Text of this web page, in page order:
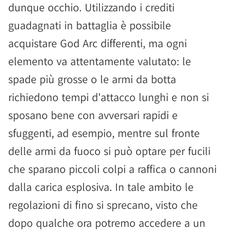
dunque occhio. Utilizzando i crediti
guadagnati in battaglia è possibile
acquistare God Arc differenti, ma ogni
elemento va attentamente valutato: le
spade più grosse o le armi da botta
richiedono tempi d'attacco lunghi e non si
sposano bene con avversari rapidi e
sfuggenti, ad esempio, mentre sul fronte
delle armi da fuoco si può optare per fucili
che sparano piccoli colpi a raffica o cannoni
dalla carica esplosiva. In tale ambito le
regolazioni di fino si sprecano, visto che
dopo qualche ora potremo accedere a un